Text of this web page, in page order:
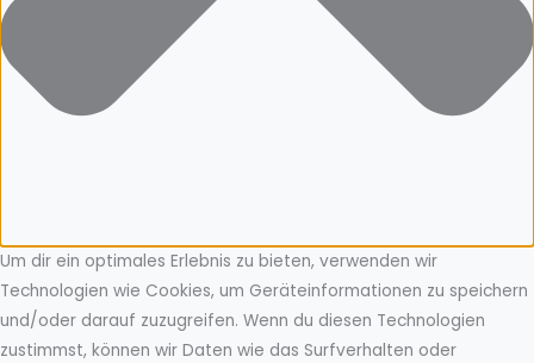
Um dir ein optimales Erlebnis zu bieten, verwenden wir
Technologien wie Cookies, um Geräteinformationen zu speichern
und/oder darauf zuzugreifen. Wenn du diesen Technologien
zustimmst, können wir Daten wie das Surfverhalten oder